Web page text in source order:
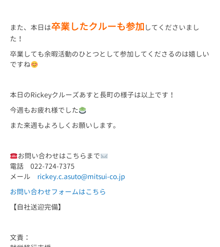
また、本日は卒業したクルーも参加 してくださいまし
た！
卒業しても余暇活動のひとつとして参加してくださるのは嬉しい
ですね
本日のRickeyクルーズあすと長町の様子は以上です！
今週もお疲れ様でした
また来週もよろしくお願いします。
お問い合わせはこちらまで
電話 022-724-7375
メール rickey.c.asuto@mitsui-co.jp
お問い合わせフォームはこちら
【自社送迎完備】
文責：